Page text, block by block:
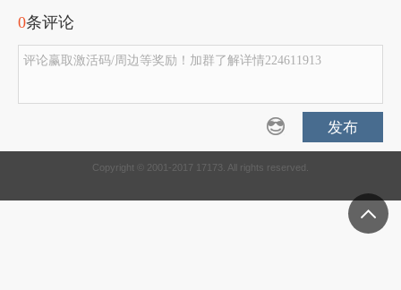
0条评论
评论赢取激活码/周边等奖励！加群了解详情224611913
发布
Copyright © 2001-2017 17173. All rights reserved.